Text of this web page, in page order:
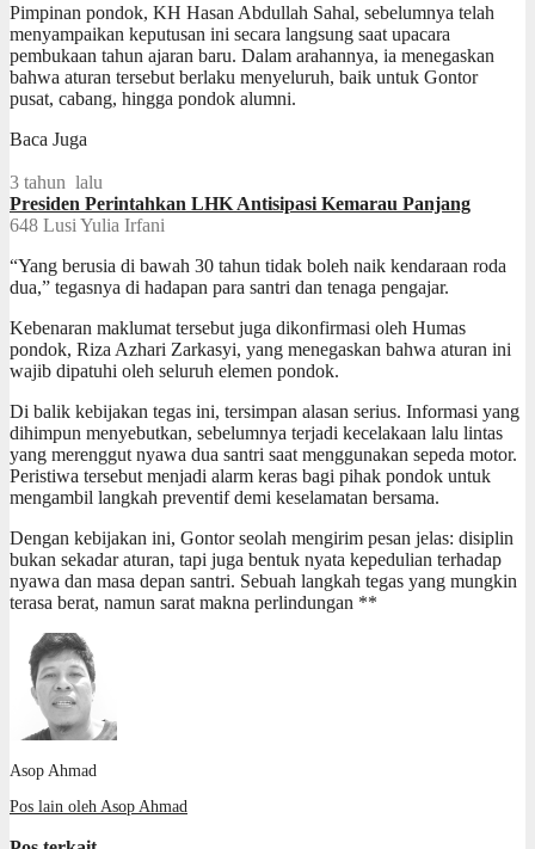
Pimpinan pondok, KH Hasan Abdullah Sahal, sebelumnya telah
menyampaikan keputusan ini secara langsung saat upacara
pembukaan tahun ajaran baru. Dalam arahannya, ia menegaskan
bahwa aturan tersebut berlaku menyeluruh, baik untuk Gontor
pusat, cabang, hingga pondok alumni.
Baca Juga
3 tahun lalu
Presiden Perintahkan LHK Antisipasi Kemarau Panjang
648 Lusi Yulia Irfani
“Yang berusia di bawah 30 tahun tidak boleh naik kendaraan roda
dua,” tegasnya di hadapan para santri dan tenaga pengajar.
Kebenaran maklumat tersebut juga dikonfirmasi oleh Humas
pondok, Riza Azhari Zarkasyi, yang menegaskan bahwa aturan ini
wajib dipatuhi oleh seluruh elemen pondok.
Di balik kebijakan tegas ini, tersimpan alasan serius. Informasi yang
dihimpun menyebutkan, sebelumnya terjadi kecelakaan lalu lintas
yang merenggut nyawa dua santri saat menggunakan sepeda motor.
Peristiwa tersebut menjadi alarm keras bagi pihak pondok untuk
mengambil langkah preventif demi keselamatan bersama.
Dengan kebijakan ini, Gontor seolah mengirim pesan jelas: disiplin
bukan sekadar aturan, tapi juga bentuk nyata kepedulian terhadap
nyawa dan masa depan santri. Sebuah langkah tegas yang mungkin
terasa berat, namun sarat makna perlindungan **
Asop Ahmad
Pos lain oleh Asop Ahmad